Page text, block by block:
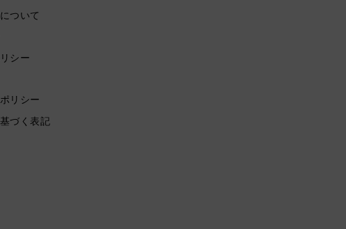
ついて
シー
リシー
づく表記